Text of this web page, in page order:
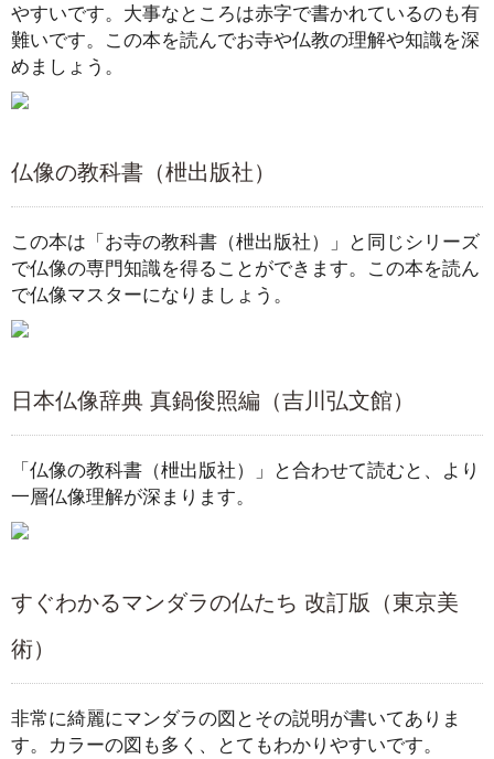
やすいです。大事なところは赤字で書かれているのも有
難いです。この本を読んでお寺や仏教の理解や知識を深
めましょう。
仏像の教科書（枻出版社）
この本は「お寺の教科書（枻出版社）」と同じシリーズ
で仏像の専門知識を得ることができます。この本を読ん
で仏像マスターになりましょう。
日本仏像辞典 真鍋俊照編（吉川弘文館）
「仏像の教科書（枻出版社）」と合わせて読むと、より
一層仏像理解が深まります。
すぐわかるマンダラの仏たち 改訂版（東京美
術）
非常に綺麗にマンダラの図とその説明が書いてありま
す。カラーの図も多く、とてもわかりやすいです。